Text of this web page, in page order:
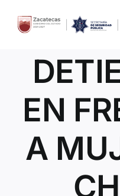
content
Directorio
Quiénes Somos
Trámites y Servicios
EN
A